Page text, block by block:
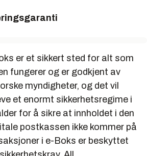
er et sikkert sted for alt som
fungerer og er godkjent av
myndigheter, og det vil
et enormt sikkerhetsregime i
for å sikre at innholdet i den
postkassen ikke kommer på
i e-Boks er beskyttet